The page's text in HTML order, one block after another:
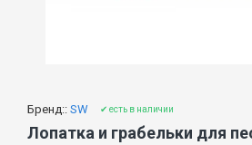
Бренд:: SW ✔ есть в наличии
Лопатка и грабельки для